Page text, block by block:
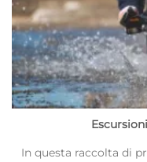
In questa raccolta di